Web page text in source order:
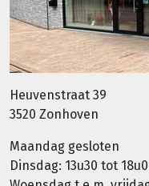
Heuvenstraat 39
3520 Zonhoven
Maandag gesloten
Dinsdag: 13u30 tot